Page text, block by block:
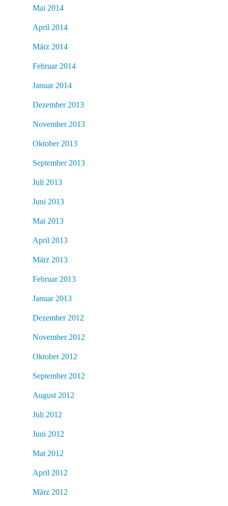
Mai 2014
April 2014
März 2014
Februar 2014
Januar 2014
Dezember 2013
November 2013
Oktober 2013
September 2013
Juli 2013
Juni 2013
Mai 2013
April 2013
März 2013
Februar 2013
Januar 2013
Dezember 2012
November 2012
Oktober 2012
September 2012
August 2012
Juli 2012
Juni 2012
Mai 2012
April 2012
März 2012